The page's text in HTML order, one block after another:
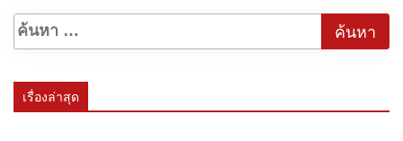
เรื่องล่าสุด